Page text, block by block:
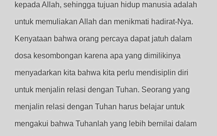
kepada Allah, sehingga tujuan hidup manusia adalah
untuk memuliakan Allah dan menikmati hadirat-Nya.
Kenyataan bahwa orang percaya dapat jatuh dalam
dosa kesombongan karena apa yang dimilikinya
menyadarkan kita bahwa kita perlu mendisiplin diri
untuk menjalin relasi dengan Tuhan. Seorang yang
menjalin relasi dengan Tuhan harus belajar untuk
mengakui bahwa Tuhanlah yang lebih bernilai dalam